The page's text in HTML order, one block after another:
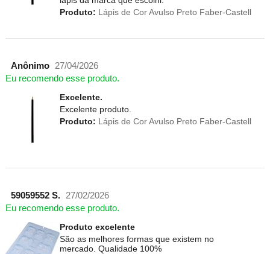
Produto: Lápis de Cor Avulso Preto Faber-Castell
Anônimo
27/04/2026
Eu recomendo esse produto.
Excelente.
Excelente produto.
Produto: Lápis de Cor Avulso Preto Faber-Castell
59059552 S.
27/02/2026
Eu recomendo esse produto.
Produto excelente
São as melhores formas que existem no
mercado. Qualidade 100%